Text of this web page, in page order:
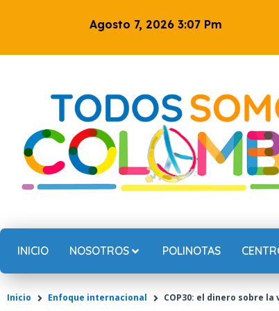
Agosto 7, 2026 3:07 Pm
INICIO NOSOTROS POLINOTAS
Inicio Enfoque internacional COP30: el dinero sobre la